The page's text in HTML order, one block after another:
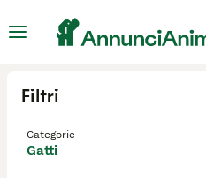
Filtri
Categorie
Gatti